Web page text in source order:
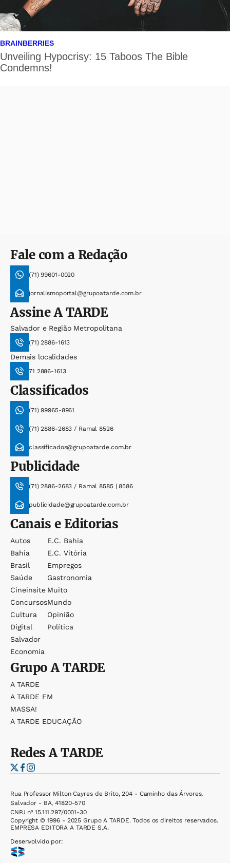
Fale com a Redação
(71) 99601-0020
jornalismoportal@grupoatarde.com.br
AssineA TARDE
Salvador e Região Metropolitana
(71) 2886-1613
Demais localidades
71 2886-1613
Classificados
(71) 99965-8961
(71) 2886-2683 / Ramal 8526
classificados@grupoatarde.com.br
Publicidade
(71) 2886-2683 / Ramal 8585 | 8586
publicidade@grupoatarde.com.br
Canais e Editorias
Autos
Bahia
Brasil
Saúde
Cineinsite
Concursos
Cultura
Digital
Salvador
Economia
E.c. Bahia
E.c. Vitória
Empregos
Gastronomia
Muito
Mundo
Opinião
Política
GrupoA TARDE
A TARDE
A TARDE FM
MASSA!
A TARDE EDUCAÇÃO
RedesA TARDE
Rua Professor Milton Cayres de Brito, 204 - Caminho das Árvores,
Salvador - BA, 41820-570
CNPJ nº 15.111.297/0001-30
Copyright © 1996 - 2025 Grupo A TARDE. Todos os direitos reservados.
EMPRESA EDITORA A TARDE S.A.
Desenvolvido por: